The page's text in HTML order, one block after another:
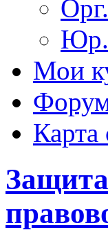
Юр.
Мои
Карта